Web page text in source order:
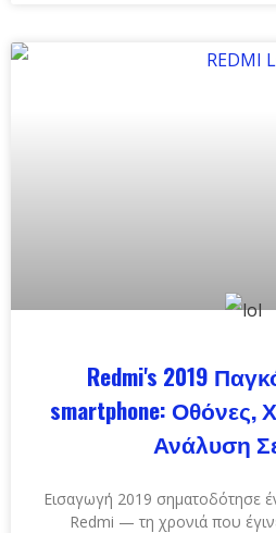
Redmi's 2019
smartphone: Οθόνες,
Ανάλυση
Εισαγωγή 2019 σηματοδότησε
Redmi — τη χρονιά που